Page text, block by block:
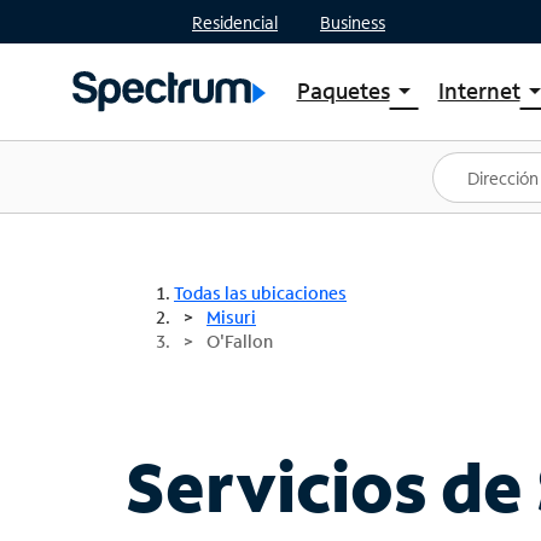
Residencial Business
Paquetesarrow_drop_down
Ver paquetes
Spectrum One
Mejores ofertas
Internetarrow_drop_down
Planes
Todas las ubicaciones
Misuri
O'Fallon
Servicios